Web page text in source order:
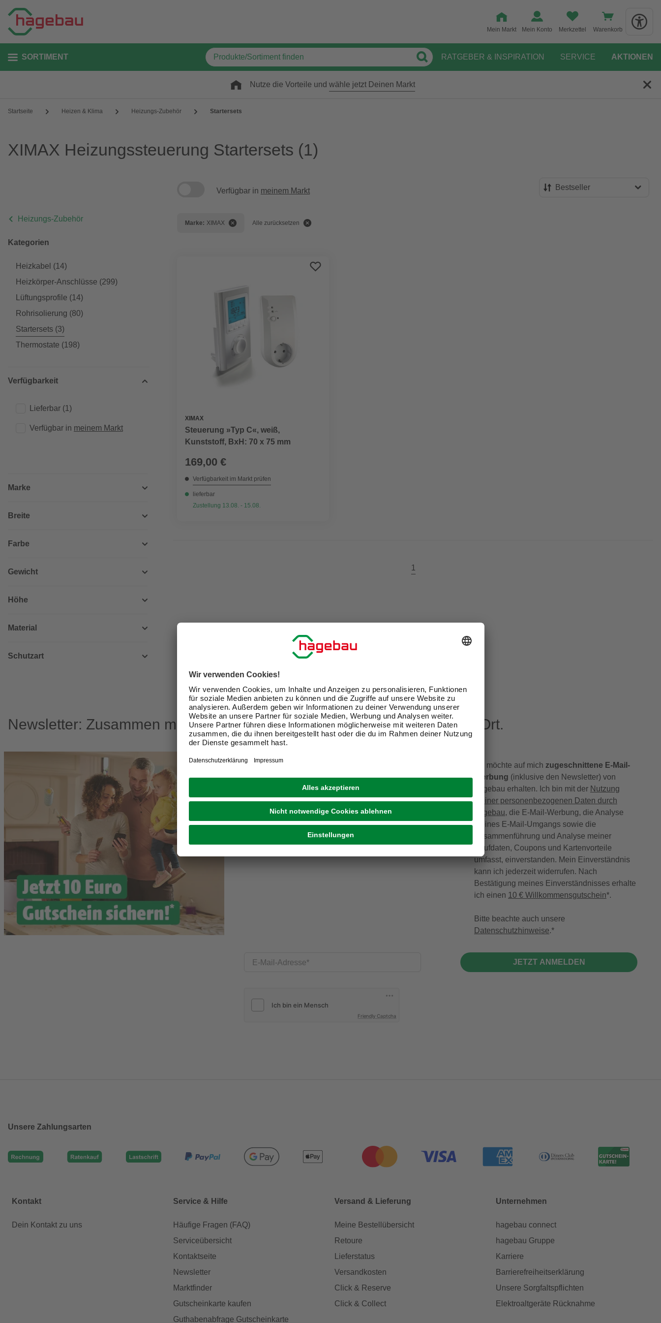
Mein Markt Mein Konto Merkzettel Warenkorb
SORTIMENT RATGEBER & INSPIRATION SERVICE AKTIONEN
Nutze die Vorteile und wähle jetzt Deinen Markt
Startseite Heizen & Klima Heizungs-Zubehör Startersets
XIMAX Heizungssteuerung Startersets (1)
Heizungs-Zubehör
Kategorien
Heizkabel (14)
Heizkörper-Anschlüsse (299)
Lüftungsprofile (14)
Rohrisolierung (80)
Startersets (3)
Thermostate (198)
Verfügbarkeit
Lieferbar (1)
Verfügbar in meinem Markt
Marke
Breite
Farbe
Gewicht
Höhe
Material
Schutzart
Verfügbar in meinem Markt Bestseller
Marke: XIMAX Alle zurücksetzen
XIMAX
Steuerung »Typ C«, weiß,
Kunststoff, BxH: 70 x 75 mm
169,00 €
Verfügbarkeit im Markt prüfen
lieferbar
Zustellung 13.08. - 15.08.
1
Newsletter: Zusammen machen wir Dein Zuhause zu einem schöneren Ort.
Exklusive Angebote und Gewinnspiele
Produktneuheiten und innovative Lösungen
E-Mail-Adresse
Friendly Captcha
Ich möchte auf mich zugeschnittene E-Mail-
Werbung (inklusive den Newsletter) von
hagebau erhalten. Ich bin mit der Nutzung
meiner personenbezogenen Daten durch
hagebau, die E-Mail-Werbung, die Analyse
meines E-Mail-Umgangs sowie die
Zusammenführung und Analyse meiner
Kaufdaten, Coupons und Kartenvorteile
umfasst, einverstanden. Mein Einverständnis
kann ich jederzeit widerrufen. Nach
Bestätigung meines Einverständnisses erhalte
ich einen 10 € Willkommensgutschein*.
Bitte beachte auch unsere
Datenschutzhinweise.
JETZT ANMELDEN
Unsere Zahlungsarten
Kontakt
Dein Kontakt zu uns
Service & Hilfe
Häufige Fragen (FAQ)
Serviceübersicht
Kontaktseite
Newsletter
Marktfinder
Gutscheinkarte kaufen
Guthabenabfrage Gutscheinkarte
Versand & Lieferung
Meine Bestellübersicht
Retoure
Lieferstatus
Versandkosten
Click & Reserve
Click & Collect
Unternehmen
hagebau connect
hagebau Gruppe
Karriere
Barrierefreiheitserklärung
Unsere Sorgfaltspflichten
Elektroaltgeräte Rücknahme